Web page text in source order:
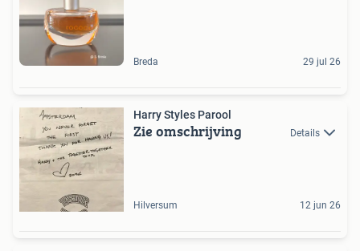
Breda 29 jul 26
Harry Styles Parool
Zie omschrijving Details
Hilversum 12 jun 26